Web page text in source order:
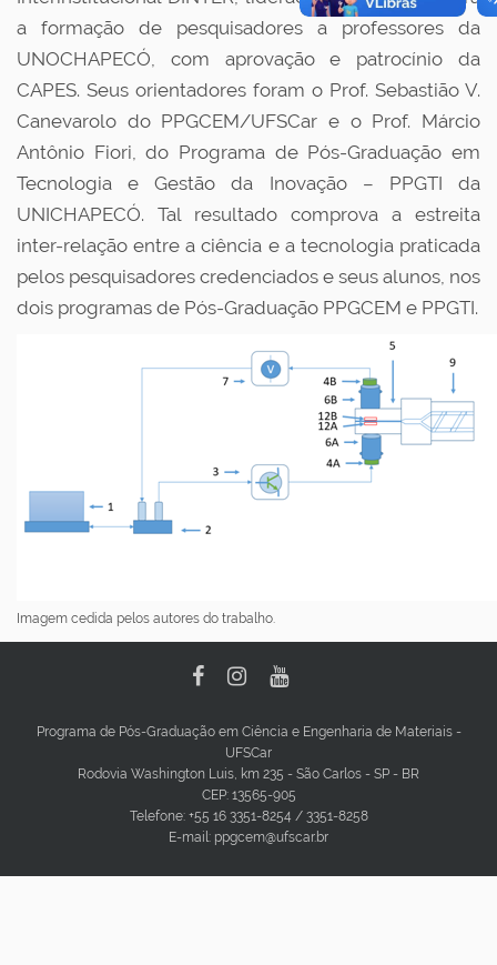
a formação de pesquisadores a professores da
UNOCHAPECÓ, com aprovação e patrocínio da
CAPES. Seus orientadores foram o Prof. Sebastião V.
Canevarolo do PPGCEM/UFSCar e o Prof. Márcio
Antônio Fiori, do Programa de Pós-Graduação em
Tecnologia e Gestão da Inovação – PPGTI da
UNICHAPECÓ. Tal resultado comprova a estreita
inter-relação entre a ciência e a tecnologia praticada
pelos pesquisadores credenciados e seus alunos, nos
dois programas de Pós-Graduação PPGCEM e PPGTI.
Imagem cedida pelos autores do trabalho.
Programa de Pós-Graduação em Ciência e Engenharia de Materiais -
UFSCar
Rodovia Washington Luis, km 235 - São Carlos - SP - BR
CEP: 13565-905
Telefone: +55 16 3351-8254 / 3351-8258
E-mail: ppgcem@ufscar.br